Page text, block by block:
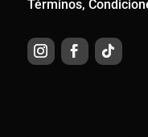
Términos,